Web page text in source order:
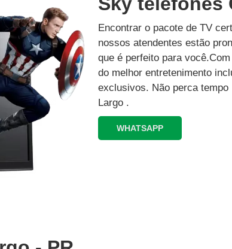
Encontrar o pacote de TV
nossos atendentes estão
que é perfeito para
do melhor entretenimento
exclusivos.‍ Não perca
Largo .
WHATSAPP